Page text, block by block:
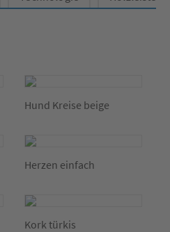
Hund Kreise beige
Herzen einfach
Kork türkis